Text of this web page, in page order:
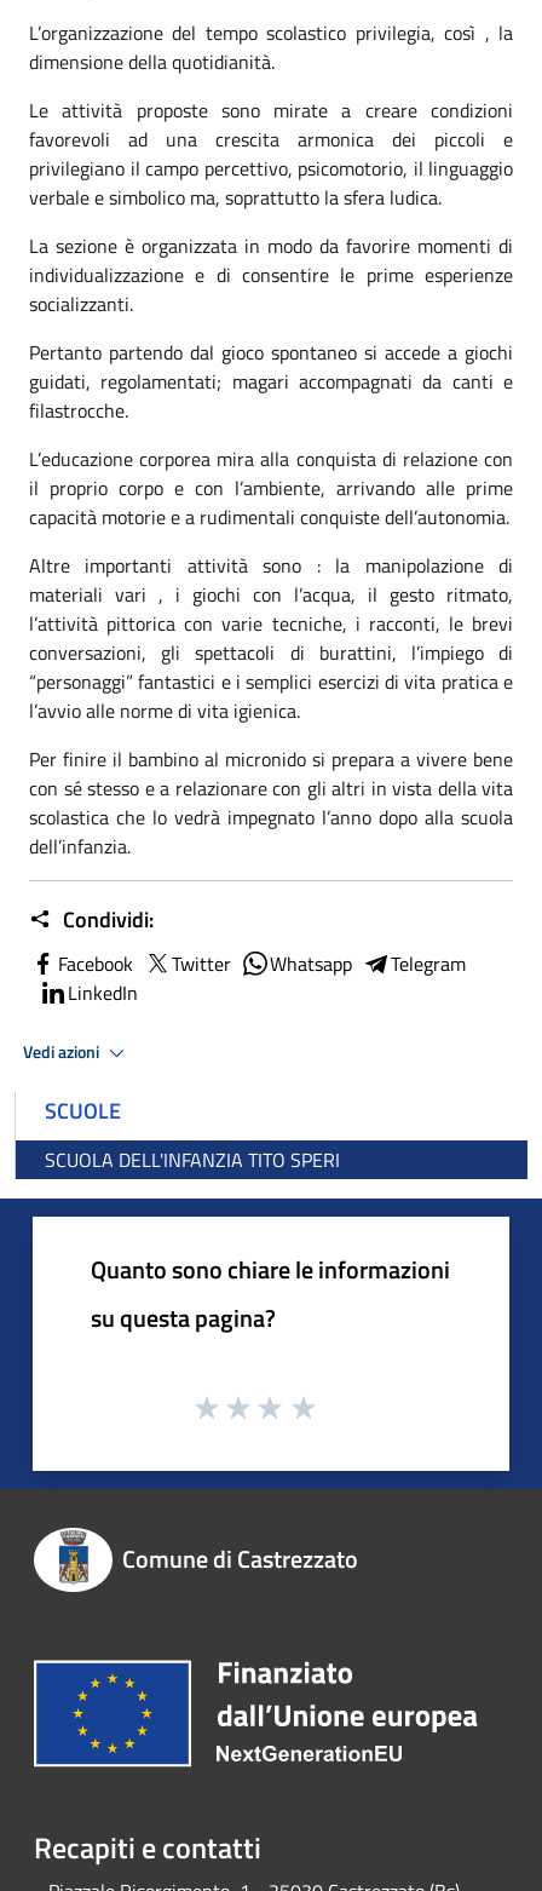
L’organizzazione del tempo scolastico privilegia, così , la
dimensione della quotidianità.
Le attività proposte sono mirate a creare condizioni
favorevoli ad una crescita armonica dei piccoli e
privilegiano il campo percettivo, psicomotorio, il linguaggio
verbale e simbolico ma, soprattutto la sfera ludica.
La sezione è organizzata in modo da favorire momenti di
individualizzazione e di consentire le prime esperienze
socializzanti.
Pertanto partendo dal gioco spontaneo si accede a giochi
guidati, regolamentati; magari accompagnati da canti e
filastrocche.
L’educazione corporea mira alla conquista di relazione con
il proprio corpo e con l’ambiente, arrivando alle prime
capacità motorie e a rudimentali conquiste dell’autonomia.
Altre importanti attività sono : la manipolazione di
materiali vari , i giochi con l’acqua, il gesto ritmato,
l’attività pittorica con varie tecniche, i racconti, le brevi
conversazioni, gli spettacoli di burattini, l’impiego di
“personaggi” fantastici e i semplici esercizi di vita pratica e
l’avvio alle norme di vita igienica.
Per finire il bambino al micronido si prepara a vivere bene
con sé stesso e a relazionare con gli altri in vista della vita
scolastica che lo vedrà impegnato l’anno dopo alla scuola
dell’infanzia.
Condividi:
Facebook Twitter Whatsapp
Telegram
LinkedIn
Vedi azioni
SCUOLE
SCUOLA DELL'INFANZIA TITO SPERI
Quanto sono chiare le informazioni
su questa pagina?
Comune di Castrezzato
Recapiti e contatti